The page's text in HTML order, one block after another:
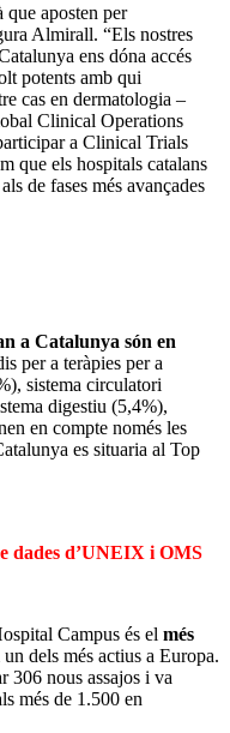
que aposten per
Almirall. “Els nostres
ens dóna accés
potents amb qui
cas en dermatologia –
Clinical Operations
a Clinical Trials
que els hospitals catalans
de fases més avançades
a Catalunya són en
per a teràpies per a
sistema circulatori
digestiu (5,4%),
en compte només les
es situaria al Top
dades d’UNEIX i OMS
Campus és el més
un dels més actius a Europa.
306 nous assajos i va
més de 1.500 en